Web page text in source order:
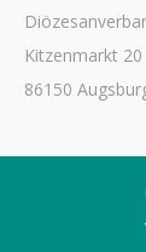
Kitzenmarkt 20
86150
Fax 0821
E-Mail: